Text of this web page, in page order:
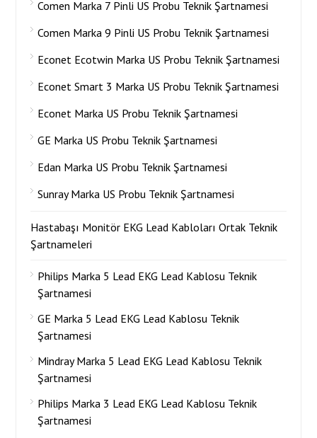
Comen Marka 7 Pinli US Probu Teknik Şartnamesi
Comen Marka 9 Pinli US Probu Teknik Şartnamesi
Econet Ecotwin Marka US Probu Teknik Şartnamesi
Econet Smart 3 Marka US Probu Teknik Şartnamesi
Econet Marka US Probu Teknik Şartnamesi
GE Marka US Probu Teknik Şartnamesi
Edan Marka US Probu Teknik Şartnamesi
Sunray Marka US Probu Teknik Şartnamesi
Hastabaşı Monitör EKG Lead Kabloları Ortak Teknik
Şartnameleri
Philips Marka 5 Lead EKG Lead Kablosu Teknik
Şartnamesi
GE Marka 5 Lead EKG Lead Kablosu Teknik
Şartnamesi
Mindray Marka 5 Lead EKG Lead Kablosu Teknik
Şartnamesi
Philips Marka 3 Lead EKG Lead Kablosu Teknik
Şartnamesi